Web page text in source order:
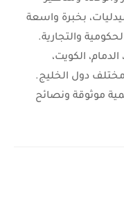
بخبرة واسعة
والتجارية.
الكويت،
دول الخليج.
موثوقة ونصائح